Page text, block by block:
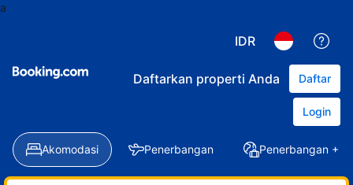
a
IDR
Daftarkan properti Anda Daftar
Login
Akomodasi Penerbangan Penerbangan +